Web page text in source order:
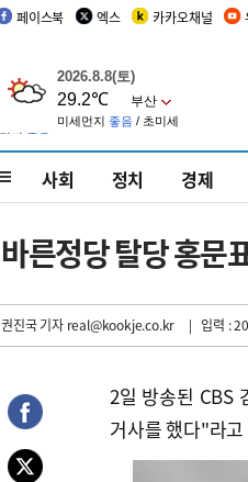
페이스북 엑스 카카오채널
사회 정치 경제
바른정당 탈당 홍문
권진국 기자real@kookje.co.kr | 입력 :
2일 방송된 CBS
거사를 했다"라